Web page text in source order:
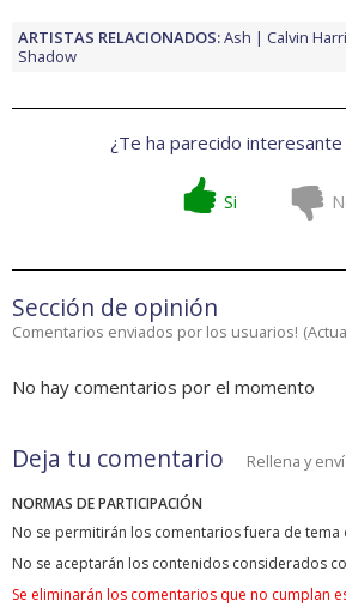
ARTISTAS RELACIONADOS:Ash Calvin
Shadow
¿Te ha parecido interesante
Si
Sección de opinión
Comentarios enviados por los usuarios! (
No hay comentarios por el momento
Deja tu comentario Rellena y
NORMAS DE PARTICIPACIÓN
No se permitirán los comentarios fuera de tema
No se aceptarán los contenidos considerados
Se eliminarán los comentarios que no cumplan